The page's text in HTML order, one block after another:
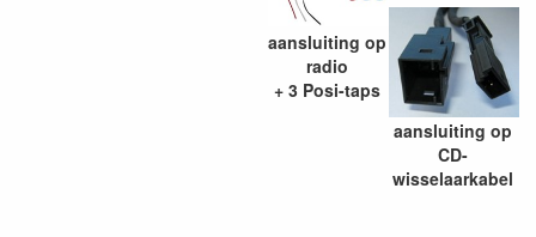
aansluiting op
CD-
wisselaarkabel
aansluiting op
radio
+ 3 Posi-taps